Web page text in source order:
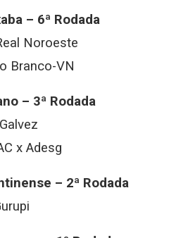
– 6ª Rodada
Noroeste
Branco-VN
– 3ª Rodada
x Adesg
– 2ª Rodada